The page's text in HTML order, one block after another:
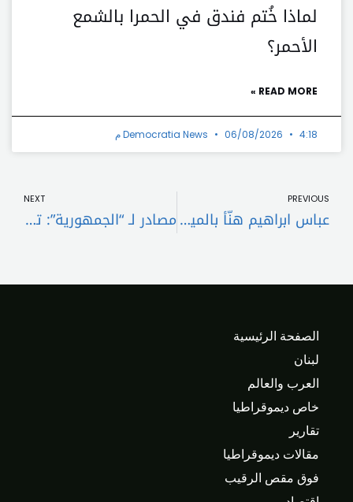
لماذا خُتم فندق في الحمرا بالشمع
الأحمر؟
READ MORE »
Democratia News 06/08/2026 4:18 م
PREVIOUS
عباس ابراهيم هنّأ بالميلاد: عسى أن يرفع الله عنّا ظلمات هذا الليل
NEXT
مصادر لـ “الجمهورية”: تعديل الدستور يصبح مستحيلاً اعتباراً من اول كانون الثاني
الصفحة الرئيسية
لبنان
العرب والعالم
خاص ديموقراطيا
تقارير
مقالات ديموقراطيا
فوق مقص الرقيب